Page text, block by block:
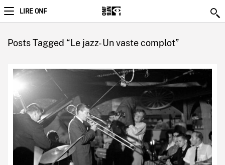
LIRE ONF
Posts Tagged “Le jazz- Un vaste complot”